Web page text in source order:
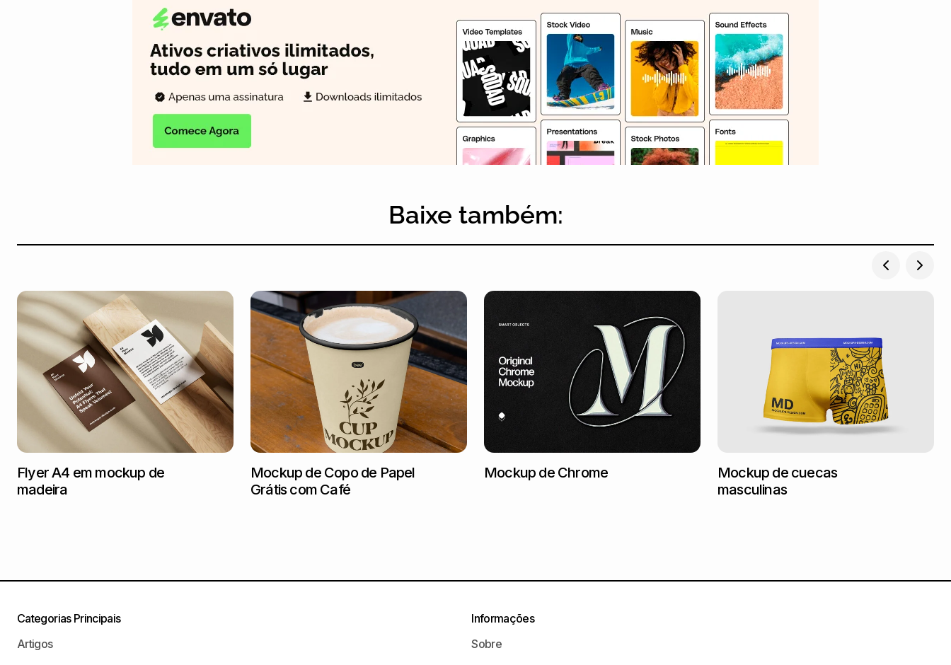
Baixe também:
Flyer A4 em mockup de
madeira
Mockup de Copo de Papel
Grátis com Café
Mockup de Chrome
Mockup de cuecas
masculinas
Categorias Principais
Artigos
Informações
Sobre